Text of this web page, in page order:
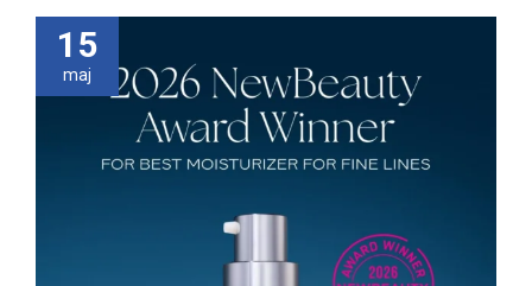
15
maj